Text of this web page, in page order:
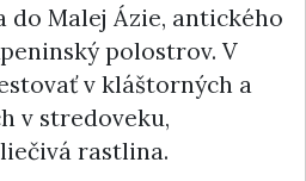
Malej Ázie, antického
polostrov. V
v kláštorných a
v stredoveku,
rastlina.